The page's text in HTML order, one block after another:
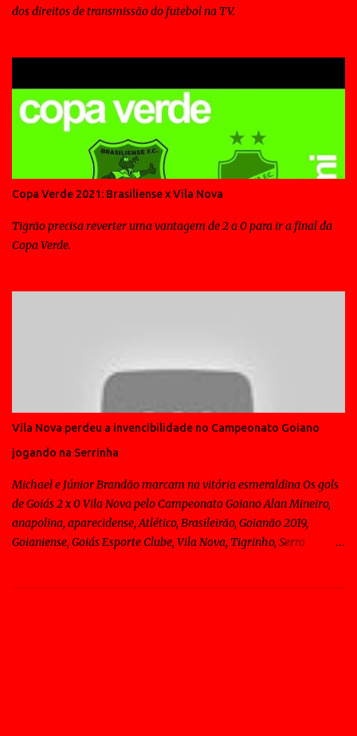
dos direitos de transmissão do futebol na TV.
Copa Verde 2021: Brasiliense x Vila Nova
Tigrão precisa reverter uma vantagem de 2 a 0 para ir a final da
Copa Verde.
Vila Nova perdeu a invencibilidade no Campeonato Goiano
jogando na Serrinha
Michael e Júnior Brandão marcam na vitória esmeraldina Os gols
de Goiás 2 x 0 Vila Nova pelo Campeonato Goiano Alan Mineiro,
anapolina, aparecidense, Atlético, Brasileirão, Goianão 2019,
Goianiense, Goiás Esporte Clube, Vila Nova, Tigrinho, Serra